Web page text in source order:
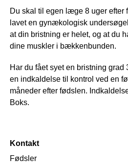
Du skal til egen læge 8 uger efter
lavet en gynækologisk
at din bristning er helet, og at du
dine muskler i bækkenbunden.
Har du fået syet en bristning grad
en indkaldelse til kontrol ved en
måneder efter fødslen.
Boks.
Kontakt
Fødsler